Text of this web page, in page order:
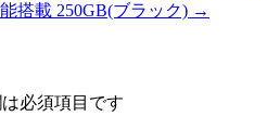
搭載 250GB(ブラック) →
必須項目です